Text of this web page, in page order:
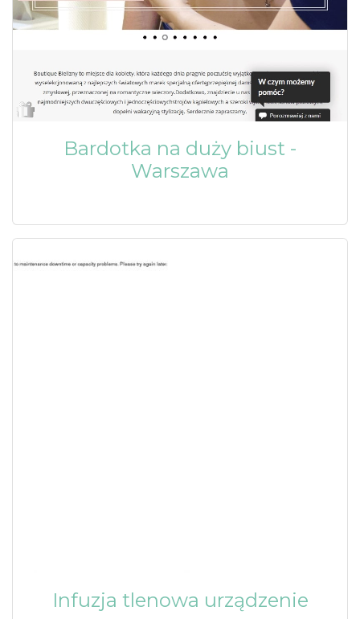
Bardotka na duży biust -
Warszawa
Infuzja tlenowa urządzenie